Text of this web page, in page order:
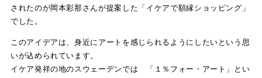
されたのが岡本彩那さんが提案した「イケアで額縁ショッピング」
でした。
このアイデアは、身近にアートを感じられるようにしたいという思
いが込められています。
イケア発祥の地のスウェーデンでは 「１％フォー・アート」とい